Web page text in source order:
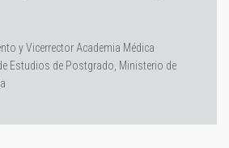
y Vicerrector Academia Médica
Estudios de Postgrado, Ministerio de